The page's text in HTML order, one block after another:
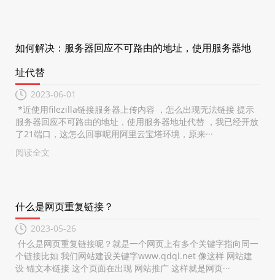
如何解决：服务器回应不可路由的地址，使用服务器地
址代替
2023-06-01
*近使用filezilla链接服务器上传内容 ，怎么出现无法链接 提示
服务器回应不可路由的地址，使用服务器地址代替 ，我已经开放
了21端口，这怎么回事呢用阿里云宝塔环境，原来···
阅读全文
什么是网页重复链接？
2023-05-26
什么是网页重复链接呢？就是一个网页上有多个关键字指向同一
个链接比如 我们网站建设关键字www.qdql.net 像这样 网站建
设 锚文本链接 这个页面在出现 网站推广 这样就是网页···